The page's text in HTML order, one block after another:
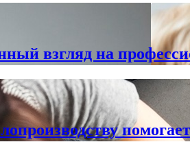
взгляд на